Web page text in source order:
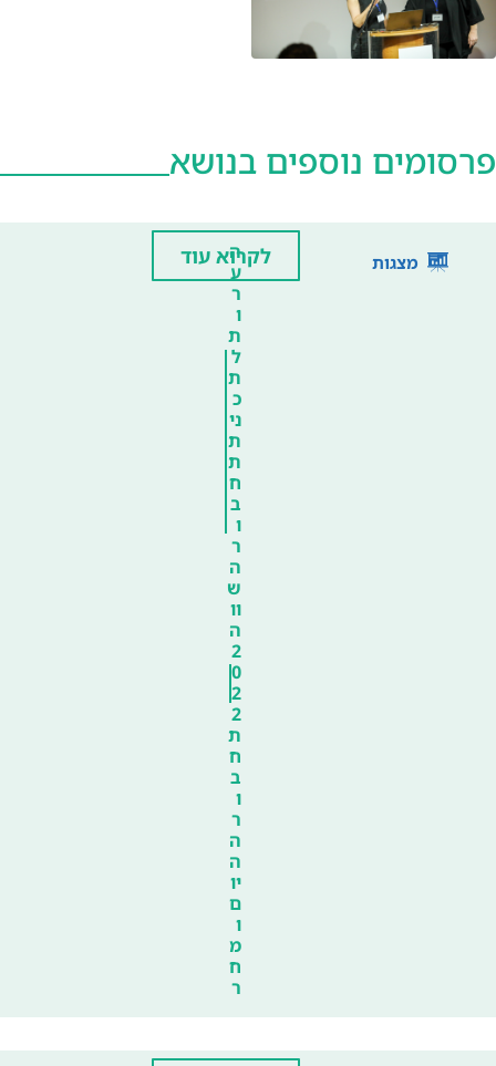
פרסומים נוספים בנושא
מצגות
ה
ע
ר
ו
ת
ל
ת
כ
ני
ת
ת
ח
ב
ו
ר
ה
ש
וו
ה
2
0
2
2
ת
ח
ב
ו
ר
ה
ה
יו
ם
ו
מ
ח
ר
לקרוא עוד